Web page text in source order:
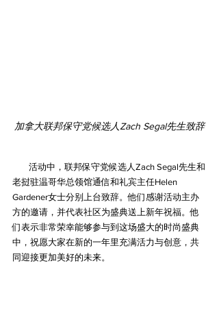
加拿大联邦保守党候选人Zach Segal先生致辞
活动中，联邦保守党候选人Zach Segal先生和
老挝驻温哥华总领馆通信和礼宾主任Helen
Gardener女士分别上台致辞。他们感谢活动主办
方的邀请，并代表社区为盛典送上新年祝福。他
们表示非常荣幸能够参与到这场盛大的时尚盛典
中，祝愿大家在新的一年里充满活力与创意，共
同迎接更加美好的未来。